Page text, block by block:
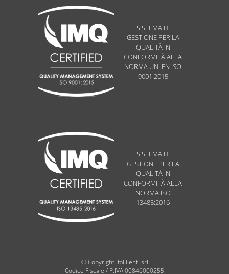
SISTEMA DI
GESTIONE PER LA
QUALITÀ IN
CONFORMITÀ ALLA
NORMA UNI EN ISO
9001:2015
SISTEMA DI
GESTIONE PER LA
QUALITÀ IN
CONFORMITÀ ALLA
NORMA ISO
13485:2016
© Copyright Ital Lenti srl
Codice Fiscale / P.IVA 00846000255